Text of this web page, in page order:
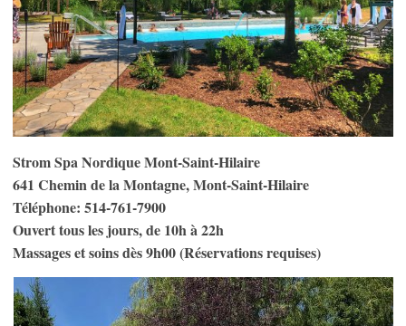
Strom Spa Nordique Mont-Saint-Hilaire
641 Chemin de la Montagne, Mont-Saint-Hilaire
Téléphone: 514-761-7900
Ouvert tous les jours, de 10h à 22h
Massages et soins dès 9h00 (Réservations requises)